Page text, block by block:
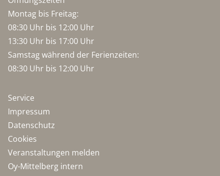
Montag bis Freitag:
08:30 Uhr bis 12:00 Uhr
13:30 Uhr bis 17:00 Uhr
Samstag während der Ferienzeiten:
08:30 Uhr bis 12:00 Uhr
Service
Impressum
Datenschutz
Cookies
Veranstaltungen melden
Oy-Mittelberg intern